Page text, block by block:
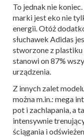
To jednak nie
marki jest eko nie
energii. Otóż
słuchawek Adidas
stworzone z
stanowi on 87%
urządzenia.
Z innych zalet
można m.in.: mega
pot i zachlapania, a
intensywnie
ściągania i